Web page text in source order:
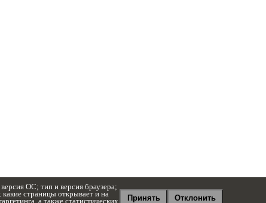
ОС; тип и версия браузера;
какие страницы открывает и на
а также статистических
Принять Отклонить